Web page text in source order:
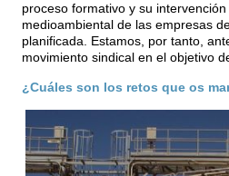
proceso formativo y su
medioambiental de las empresas
planificada. Estamos, por tanto,
movimiento sindical en el objetivo
¿Cuáles son los retos que os